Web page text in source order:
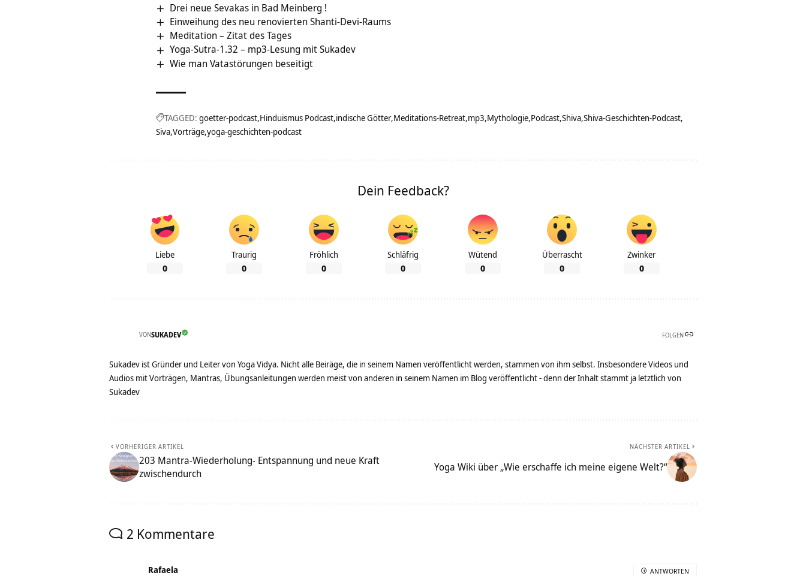
Drei neue Sevakas in Bad Meinberg !
Einweihung des neu renovierten Shanti-Devi-Raums
Meditation – Zitat des Tages
Yoga-Sutra-1.32 – mp3-Lesung mit Sukadev
Wie man Vatastörungen beseitigt
TAGGED: goetter-podcast Hinduismus Podcast indische Götter Meditations-Retreat mp3 Mythologie Podcast Shiva Shiva-Geschichten-Podcast
Siva Vorträge yoga-geschichten-podcast
Dein Feedback?
Liebe
0
Traurig
0
Fröhlich
0
Schläfrig
0
Wütend
0
Überrascht
0
Zwinker
0
VONSUKADEV FOLGEN
Sukadev ist Gründer und Leiter von Yoga Vidya. Nicht alle Beiräge, die in seinem Namen veröffentlicht werden, stammen von ihm selbst. Insbesondere Videos und
Audios mit Vorträgen, Mantras, Übungsanleitungen werden meist von anderen in seinem Namen im Blog veröffentlicht - denn der Inhalt stammt ja letztlich von
Sukadev
VORHERIGER ARTIKEL
203 Mantra-Wiederholung- Entspannung und neue Kraft
zwischendurch
NÄCHSTER ARTIKEL
Yoga Wiki über „Wie erschaffe ich meine eigene Welt?“
2 Kommentare
Rafaela ANTWORTEN